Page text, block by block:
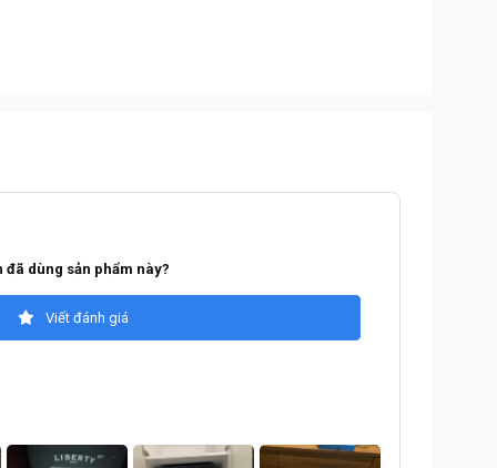
đã dùng sản phẩm này?
Viết đánh giá